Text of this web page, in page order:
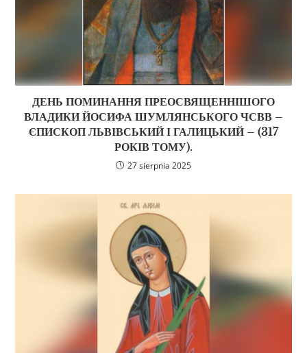
ДЕНЬ ПОМИНАННЯ ПРЕОСВЯЩЕННІШОГО
ВЛАДИКИ ЙОСИФА ШУМЛЯНСЬКОГО ЧСВВ –
ЄПИСКОП ЛЬВІВСЬКИЙ І ГАЛИЦЬКИЙ – (317
РОКІВ ТОМУ).
27 sierpnia 2025